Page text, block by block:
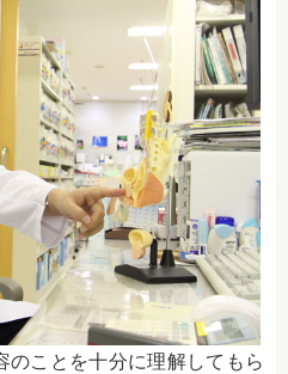
のことを十分に理解してもら